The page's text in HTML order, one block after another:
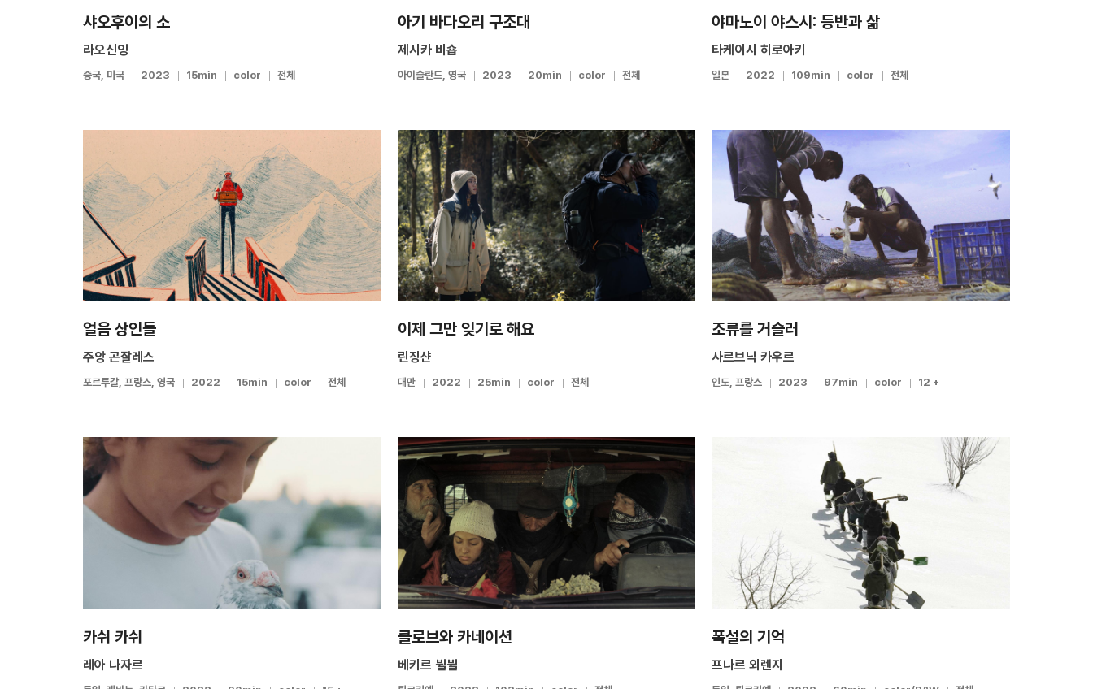
샤오후이의 소
라오신잉
중국, 미국 2023 15min color 전체
아기 바다오리 구조대
제시카 비숍
아이슬란드, 영국 2023 20min color 전체
야마노이 야스시: 등반과 삶
타케이시 히로아키
일본 2022 109min color 전체
얼음 상인들
주앙 곤잘레스
포르투갈, 프랑스, 영국 2022 15min color 전체
이제 그만 잊기로 해요
린징샨
대만 2022 25min color 전체
조류를 거슬러
사르브닉 카우르
인도, 프랑스 2023 97min color 12 +
카쉬 카쉬
레아 나자르
클로브와 카네이션
베키르 뷜뷜
폭설의 기억
프나르 외렌지